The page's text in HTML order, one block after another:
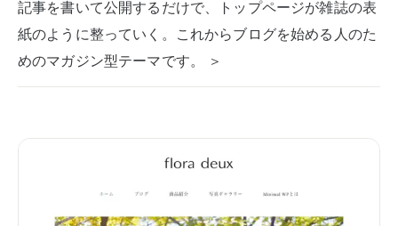
記事を書いて公開するだけで、トップページが雑誌の表
紙のように整っていく。これからブログを始める人のた
めのマガジン型テーマです。 ＞